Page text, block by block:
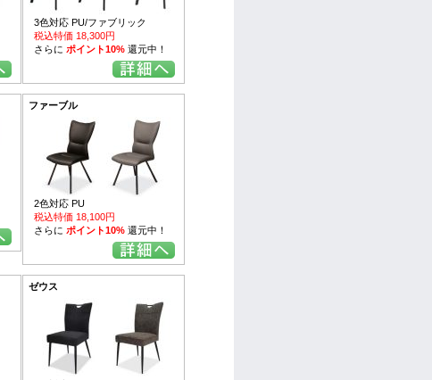
3色対応 PU/ファブリック
税込特価 18,300円
さらに ポイント10%還元中！
ファーブル
2色対応 PU
税込特価 18,100円
さらに ポイント10%還元中！
ゼウス